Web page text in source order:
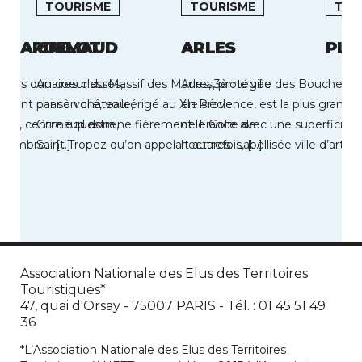
HARDELOT
dunaires classés,
char à voile, voile,
centre équestre,
[…]
TOURISME
GRIMAUD
Au coeur du Massif des Maures, protégée
par son château érigé au XIe siècle,
Grimaud domine fièrement le Golfe de
Saint Tropez qu’on appelait autrefois, […]
TOURISME
ARLES
Arles, 3ème ville des Bouches
en Provence, est la plus
de France avec une superficie
hectares. Labellisée ville d’art
Association Nationale des Elus des Territoires
Touristiques*
47, quai d'Orsay - 75007 PARIS - Tél. : 01 45 51 49
36
*L’Association Nationale des Elus des Territoires